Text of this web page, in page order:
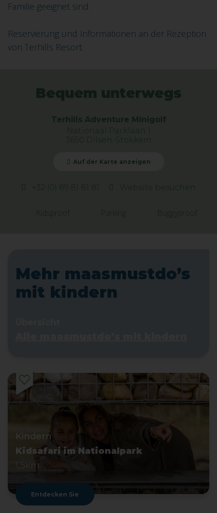
Familie geeignet sind.
Reservierung und Informationen an der Rezeption
von Terhills Resort.
Bequem unterwegs
Terhills Adventure Minigolf
Nationaal Parklaan 1
3650 Dilsen-Stokkem
Auf der Karte anzeigen
+32 (0) 89 81 81 81 Website besuchen
Kidsproof Parking Buggyproof
Mehr maasmustdo’s
mit kindern
Kindern
Kidsafari im Nationalpark
1,5km
Entdecken Sie